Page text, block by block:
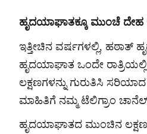
ಹೃದಯಾಘಾತಕ್ಕೂ ಮುಂಚೆ ದೇಹ
ಇತ್ತೀಚಿನ ವರ್ಷಗಳಲ್ಲಿ, ಹಠಾತ್
ಹೃದಯಾಘಾತ ಒಂದೇ
ಲಕ್ಷಣಗಳನ್ನು ಗುರುತಿಸಿ
ಮಾಹಿತಿಗೆ ನಮ್ಮ ಟೆಲಿಗ್ರಾಂ
ಹೃದಯಾಘಾತದ ಮುಂಚಿನ